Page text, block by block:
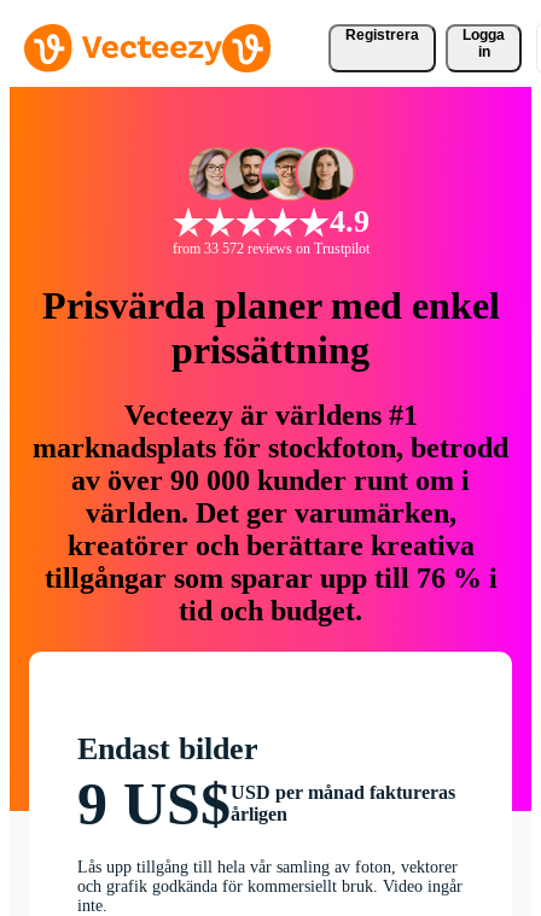
Registrera
Logga
in
4.9
from 33 572 reviews on Trustpilot
Prisvärda planer med enkel
prissättning
Vecteezy är världens #1
marknadsplats för stockfoton, betrodd
av över 90 000 kunder runt om i
världen. Det ger varumärken,
kreatörer och berättare kreativa
tillgångar som sparar upp till 76 % i
tid och budget.
Endast bilder
9 US$USD per månad faktureras
årligen
Lås upp tillgång till hela vår samling av foton, vektorer
och grafik godkända för kommersiellt bruk. Video ingår
inte.